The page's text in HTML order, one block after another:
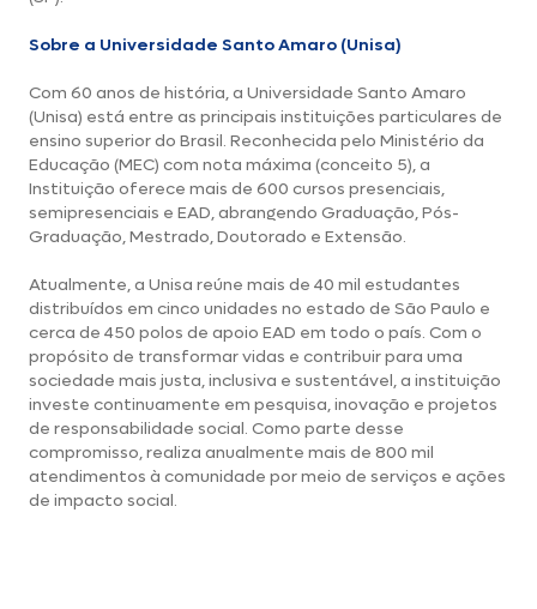
Sobre a Universidade Santo Amaro (Unisa)
Com 60 anos de história, a Universidade Santo Amaro
(Unisa) está entre as principais instituições particulares de
ensino superior do Brasil. Reconhecida pelo Ministério da
Educação (MEC) com nota máxima (conceito 5), a
Instituição oferece mais de 600 cursos presenciais,
semipresenciais e EAD, abrangendo Graduação, Pós-
Graduação, Mestrado, Doutorado e Extensão.
Atualmente, a Unisa reúne mais de 40 mil estudantes
distribuídos em cinco unidades no estado de São Paulo e
cerca de 450 polos de apoio EAD em todo o país. Com o
propósito de transformar vidas e contribuir para uma
sociedade mais justa, inclusiva e sustentável, a instituição
investe continuamente em pesquisa, inovação e projetos
de responsabilidade social. Como parte desse
compromisso, realiza anualmente mais de 800 mil
atendimentos à comunidade por meio de serviços e ações
de impacto social.